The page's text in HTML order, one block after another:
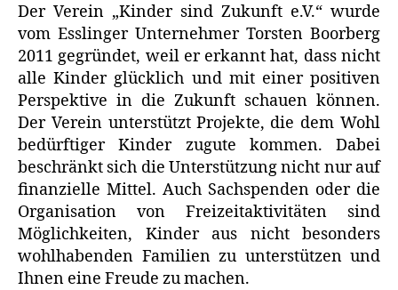
Der Verein „Kinder sind Zukunft e.V.“ wurde
vom Esslinger Unternehmer Torsten Boorberg
2011 gegründet, weil er erkannt hat, dass nicht
alle Kinder glücklich und mit einer positiven
Perspektive in die Zukunft schauen können.
Der Verein unterstützt Projekte, die dem Wohl
bedürftiger Kinder zugute kommen. Dabei
beschränkt sich die Unterstützung nicht nur auf
finanzielle Mittel. Auch Sachspenden oder die
Organisation von Freizeitaktivitäten sind
Möglichkeiten, Kinder aus nicht besonders
wohlhabenden Familien zu unterstützen und
Ihnen eine Freude zu machen.